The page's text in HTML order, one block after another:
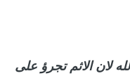
لان الاثم تجرؤ على